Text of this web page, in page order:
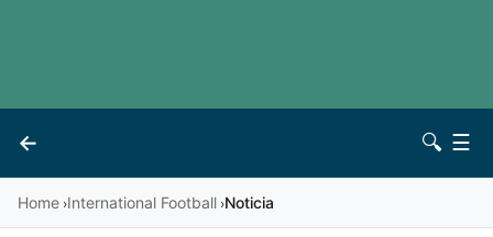
Archivo
←
Vives 🔍 ☰
Home ›International Football ›Noticia